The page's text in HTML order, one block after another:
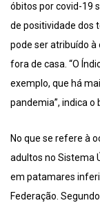
óbitos por covid-19
de positividade dos
pode ser atribuído à
fora de casa. “O
exemplo, que há
pandemia”, indica o
No que se refere à
adultos no Sistema
em patamares
Federação.